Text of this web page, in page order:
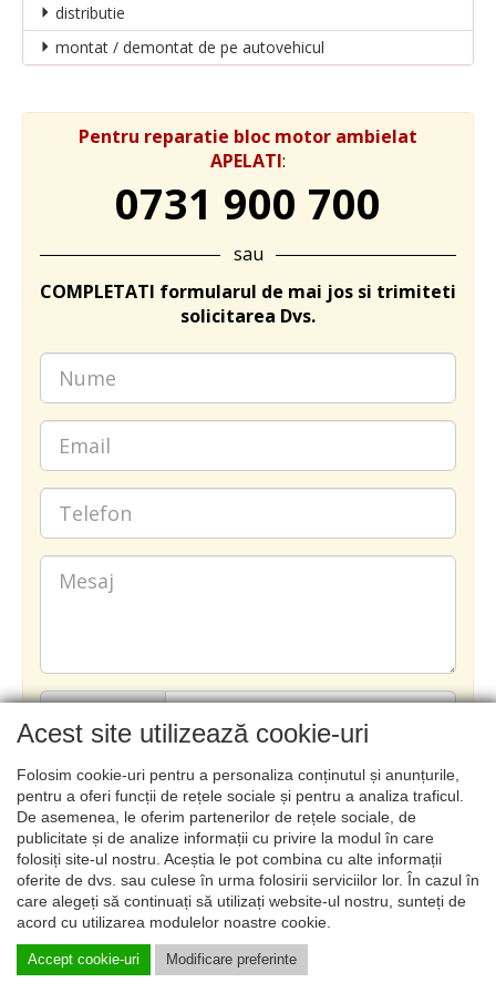
distributie
montat / demontat de pe autovehicul
Pentru reparatie bloc motor ambielat
APELATI:
0731 900 700
sau
COMPLETATI formularul de mai jos si trimiteti
solicitarea Dvs.
TRIMITE
© 2026 Recotech - Reparatii turbine & motoare auto |
ANPC
Acest site utilizează cookie-uri
Folosim cookie-uri pentru a personaliza conținutul și anunțurile,
pentru a oferi funcții de rețele sociale și pentru a analiza traficul.
De asemenea, le oferim partenerilor de rețele sociale, de
publicitate și de analize informații cu privire la modul în care
folosiți site-ul nostru. Aceștia le pot combina cu alte informații
oferite de dvs. sau culese în urma folosirii serviciilor lor. În cazul în
care alegeți să continuați să utilizați website-ul nostru, sunteți de
acord cu utilizarea modulelor noastre cookie.
Accept cookie-uri Modificare preferinte